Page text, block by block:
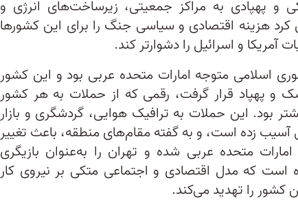
و پهپادی به مراکز جمعیتی، زیرساخت‌های انرژی و
هزینه اقتصادی و سیاسی جنگ را برای این کشورها
آمریکا و اسرائیل را دشوارتر کند.
اسلامی متوجه امارات متحده عربی بود و این کشور
از ۲۸۰۰ موشک و پهپاد قرار گرفت، رقمی که از حملات به هر کشور
بود. این حملات به ترافیک هوایی، گردشگری و بازار
آسیب زده است، و به گفته مقام‌های منطقه، باعث تغییر
متحده عربی شده و تهران را به‌عنوان بازیگری
است که مدل اقتصادی و اجتماعی متکی بر نیروی کار
کشور را تهدید می‌کند.